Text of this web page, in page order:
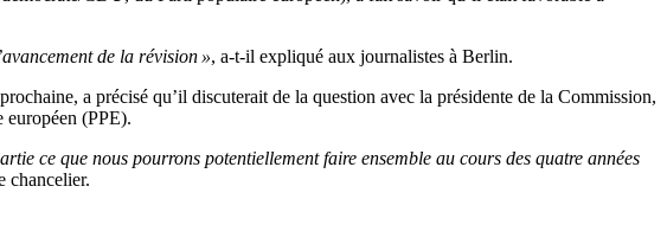
de la révision », a-t-il expliqué aux journalistes à Berlin.
a précisé qu’il discuterait de la question avec la présidente de la Commission,
européen (PPE).
ce que nous pourrons potentiellement faire ensemble au cours des quatre années
chancelier.